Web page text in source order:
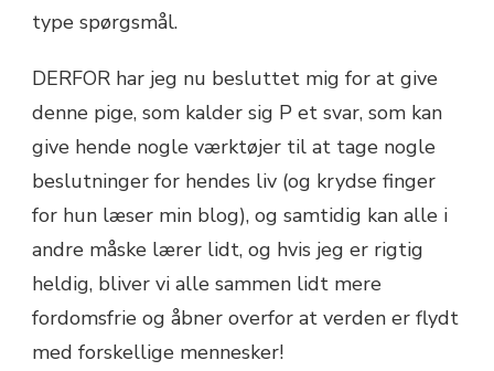
type spørgsmål.
DERFOR har jeg nu besluttet mig for at give
denne pige, som kalder sig P et svar, som kan
give hende nogle værktøjer til at tage nogle
beslutninger for hendes liv (og krydse finger
for hun læser min blog), og samtidig kan alle i
andre måske lærer lidt, og hvis jeg er rigtig
heldig, bliver vi alle sammen lidt mere
fordomsfrie og åbner overfor at verden er flydt
med forskellige mennesker!